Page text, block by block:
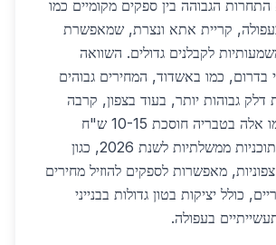
הגבוהה בין ספקים מקומיים כמו
קריית אתא ונצרת, שמאפשרת
לקבלנים גדולים. השוואה
כמו באשדוד, המחירים גבוהים
דלק גבוהות יותר, בעוד בצפון, קרבה
למפעלי ייצור כמו אלה בטבריה חוסכת 10-15 ש"ח
ליחידה. בנוסף, תוכניות ממשלתיות לשנת 2026, כגון
מאפשרות לספקים להוזיל מחירים
כולל יציקות בטון גדולות בבנייני
בעפולה.